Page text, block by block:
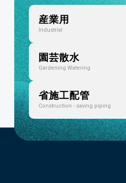
産業用
Industrial
園芸散水
Gardening Watering
省施工配管
Construction - saving piping